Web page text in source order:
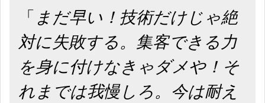
「まだ早い！技術だけじゃ絶
対に失敗する。集客できる力
を身に付けなきゃダメや！そ
れまでは我慢しろ。今は耐え